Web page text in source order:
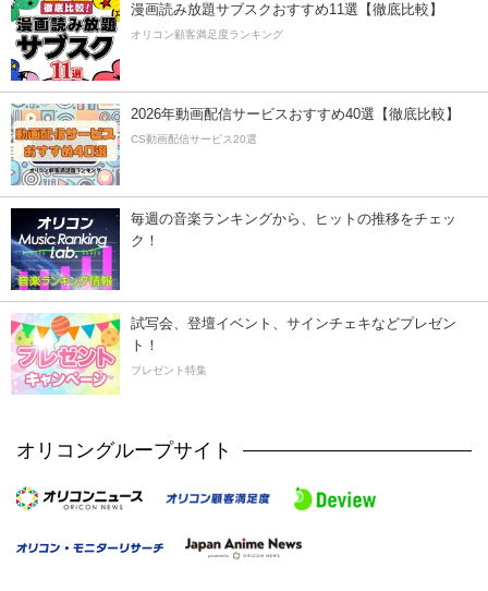
漫画読み放題サブスクおすすめ11選【徹底比較】
オリコン顧客満足度ランキング
2026年動画配信サービスおすすめ40選【徹底比較】
CS動画配信サービス20選
毎週の音楽ランキングから、ヒットの推移をチェッ
ク！
試写会、登壇イベント、サインチェキなどプレゼン
ト！
プレゼント特集
オリコングループサイト